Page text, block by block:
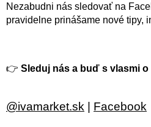
Nezabudni nás sledovať na
pravidelne prinášame nové tipy,
👉 Sleduj nás a buď s vlasmi
@ivamarket.sk | Facebook